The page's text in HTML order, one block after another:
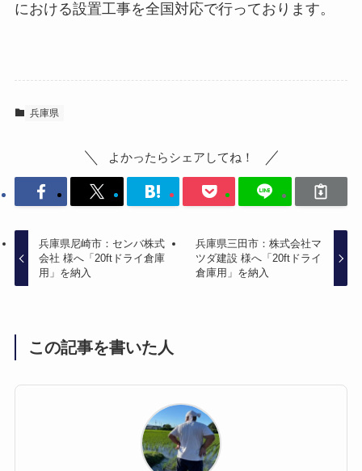
における設置工事を全国対応で行っております。
兵庫県
よかったらシェアしてね！
兵庫県尼崎市：センバ株式
会社 様へ「20ftドライ倉庫
用」を納入
兵庫県三田市：株式会社マ
ツダ建設 様へ「20ftドライ
倉庫用」を納入
この記事を書いた人